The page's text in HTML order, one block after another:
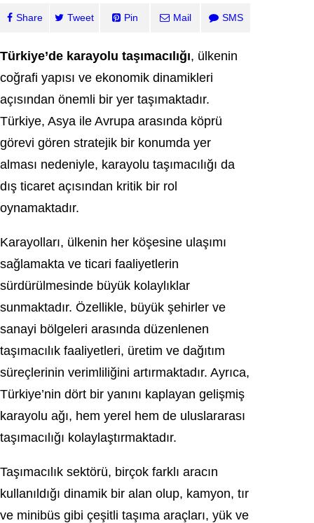
Share Tweet Pin Mail SMS
Türkiye’de karayolu taşımacılığı, ülkenin
coğrafi yapısı ve ekonomik dinamikleri
açısından önemli bir yer taşımaktadır.
Türkiye, Asya ile Avrupa arasında köprü
görevi gören stratejik bir konumda yer
alması nedeniyle, karayolu taşımacılığı da
dış ticaret açısından kritik bir rol
oynamaktadır.
Karayolları, ülkenin her köşesine ulaşımı
sağlamakta ve ticari faaliyetlerin
sürdürülmesinde büyük kolaylıklar
sunmaktadır. Özellikle, büyük şehirler ve
sanayi bölgeleri arasında düzenlenen
taşımacılık faaliyetleri, üretim ve dağıtım
süreçlerinin verimliliğini artırmaktadır. Ayrıca,
Türkiye’nin dört bir yanını kaplayan gelişmiş
karayolu ağı, hem yerel hem de uluslararası
taşımacılığı kolaylaştırmaktadır.
Taşımacılık sektörü, birçok farklı aracın
kullanıldığı dinamik bir alan olup, kamyon, tır
ve minibüs gibi çeşitli taşıma araçları, yük ve